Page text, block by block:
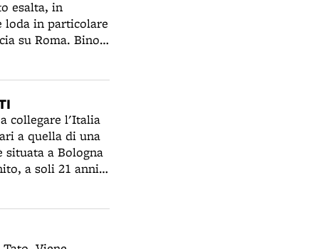
esalta, in
in particolare
su Roma. Bino
del
prende
produce mobili,
diversi artisti
collegare l'Italia
a quella di una
situata a Bologna
a soli 21 anni,
Ducati